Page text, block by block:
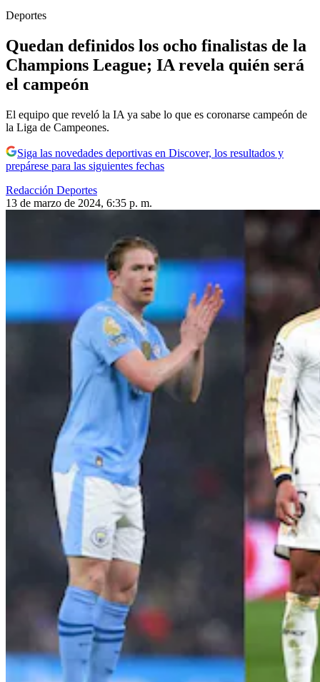
Deportes
Quedan definidos los ocho finalistas de la
Champions League; IA revela quién será
el campeón
El equipo que reveló la IA ya sabe lo que es coronarse campeón de
la Liga de Campeones.
Siga las novedades deportivas en Discover, los resultados y
prepárese para las siguientes fechas
Redacción Deportes
13 de marzo de 2024, 6:35 p. m.